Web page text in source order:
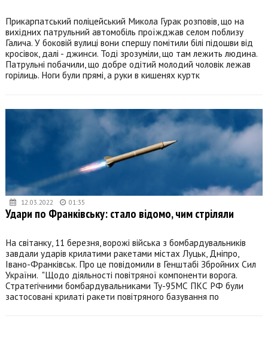
Прикарпатський поліцейський Микола Гурак розповів, що на
вихідних патрульний автомобіль проїжджав селом поблизу
Галича. У боковій вулиці вони спершу помітили білі підошви від
кросівок, далі - джинси. Тоді зрозуміли, що там лежить людина.
Патрульні побачили, що добре одітий молодий чоловік лежав
горілиць. Ноги були прямі, а руки в кишенях куртк
12.03.2022 01:35
Удари по Франківську: стало відомо, чим стріляли
На світанку, 11 березня, ворожі війська з бомбардувальників
завдали ударів крилатими ракетами містах Луцьк, Дніпро,
Івано-Франківськ. Про це повідомили в Генштабі Збройних Сил
України. "Щодо діяльності повітряної компоненти ворога.
Стратегічними бомбардувальниками Ту-95МС ПКС РФ були
застосовані крилаті ракети повітряного базування по